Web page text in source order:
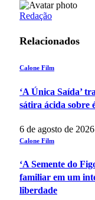
Redação
Relacionados
Calone Film
‘A Única Saída’
sátira ácida sobre
6 de agosto de 2026
Calone Film
‘A Semente do
familiar em um
liberdade